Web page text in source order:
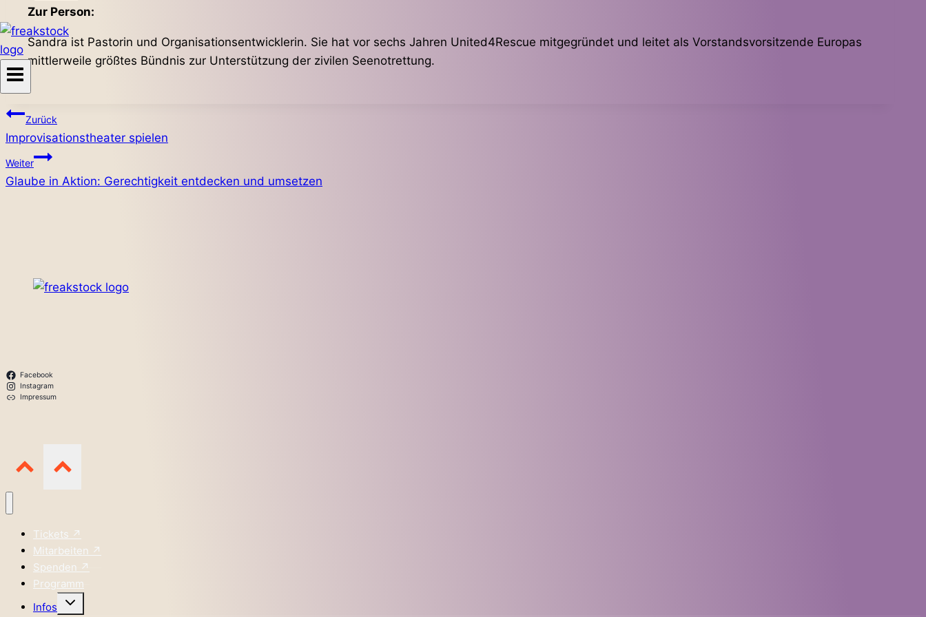
Zur Person:
Sandra ist Pastorin und Organisationsentwicklerin. Sie hat vor sechs Jahren United4Rescue mitgegründet und leitet als Vorstandsvorsitzende Europas
mittlerweile größtes Bündnis zur Unterstützung der zivilen Seenotrettung.
Beitragsnavigation
Zurück
Improvisationstheater spielen
Weiter
Glaube in Aktion: Gerechtigkeit entdecken und umsetzen
Facebook
Instagram
Impressum
Tickets ↗
Mitarbeiten ↗
Spenden ↗
Programm
Infos
Untermenü
umschalten